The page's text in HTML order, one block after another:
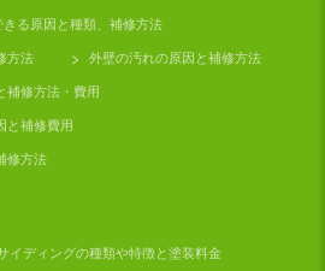
る原因と種類、補修方法
方法 外壁の汚れの原因と補修方法
補修方法・費用
と補修費用
修方法
イディングの種類や特徴と塗装料金